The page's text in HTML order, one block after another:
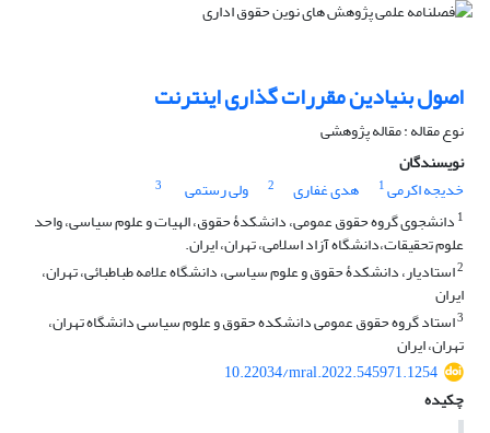
اصول بنیادین مقررات گذاری اینترنت
نوع مقاله : مقاله پژوهشی
نویسندگان
خدیجه اکرمی1 هدی غفاری 2 ولی رستمی
3
1 دانشجوی گروه حقوق عمومی، دانشکدۀ حقوق، الهیات و علوم سیاسی، واحد
علوم تحقیقات،دانشگاه آزاد اسلامی، تهران، ایران.
2استادیار، دانشکدۀ حقوق و علوم سیاسی، دانشگاه علامه طباطبائی، تهران،
ایران
3استاد گروه حقوق عمومی دانشکده حقوق و علوم سیاسی دانشگاه تهران،
تهران، ایران
10.22034/mral.2022.545971.1254
چکیده